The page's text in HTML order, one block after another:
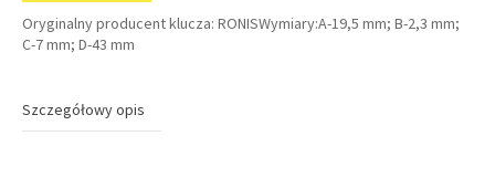
Oryginalny producent klucza: RONISWymiary:A-19,5 mm; B-2,3 mm;
C-7 mm; D-43 mm
Szczegółowy opis